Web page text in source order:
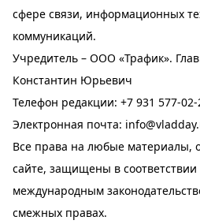
сфере связи, информационных
коммуникаций.
Учредитель – ООО «Трафик».
Константин Юрьевич
Телефон редакции: +7 931 577-
Электронная почта:
Все права на любые материалы,
сайте, защищены в соответствии
международным
смежных правах.